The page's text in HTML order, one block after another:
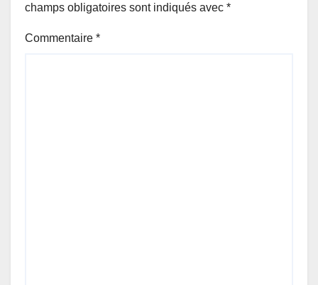
champs obligatoires sont indiqués avec *
Commentaire *